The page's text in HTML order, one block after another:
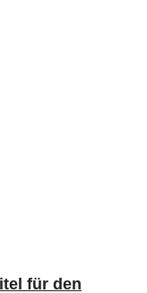
für den